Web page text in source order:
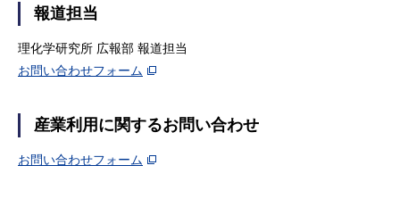
報道担当
理化学研究所 広報部 報道担当
お問い合わせフォーム
産業利用に関するお問い合わせ
お問い合わせフォーム